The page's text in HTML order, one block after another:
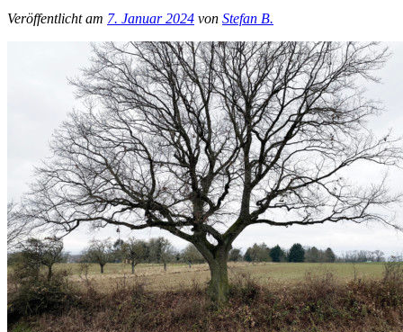
Veröffentlicht am 7. Januar 2024 von Stefan B.